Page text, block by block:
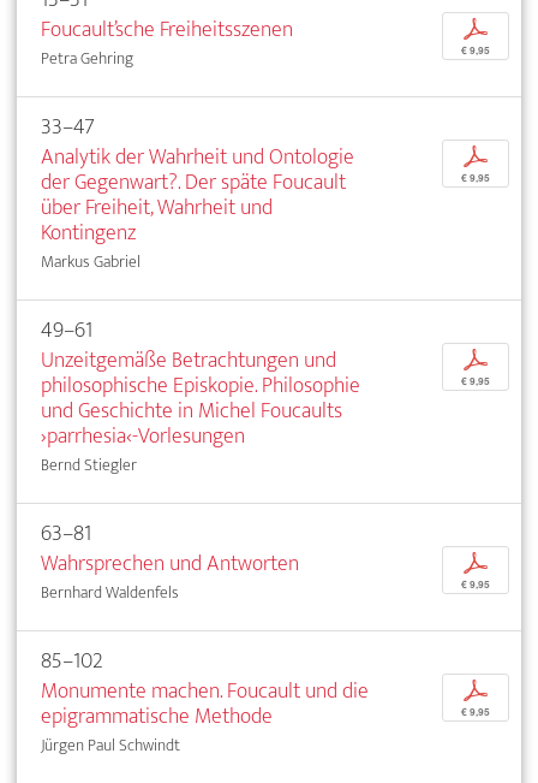
Foucault’sche Freiheitsszenen
Petra Gehring
p
€ 9,95
33–47
Analytik der Wahrheit und Ontologie
der Gegenwart?. Der späte Foucault
über Freiheit, Wahrheit und
Kontingenz
Markus Gabriel
p
€ 9,95
49–61
Unzeitgemäße Betrachtungen und
philosophische Episkopie. Philosophie
und Geschichte in Michel Foucaults
›parrhesia‹-Vorlesungen
Bernd Stiegler
p
€ 9,95
63–81
Wahrsprechen und Antworten
Bernhard Waldenfels
p
€ 9,95
85–102
Monumente machen. Foucault und die
epigrammatische Methode
Jürgen Paul Schwindt
p
€ 9,95